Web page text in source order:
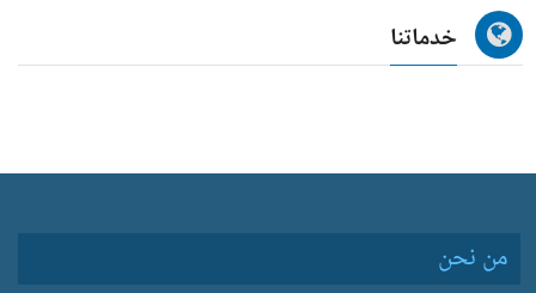
خدماتنا
من نحن